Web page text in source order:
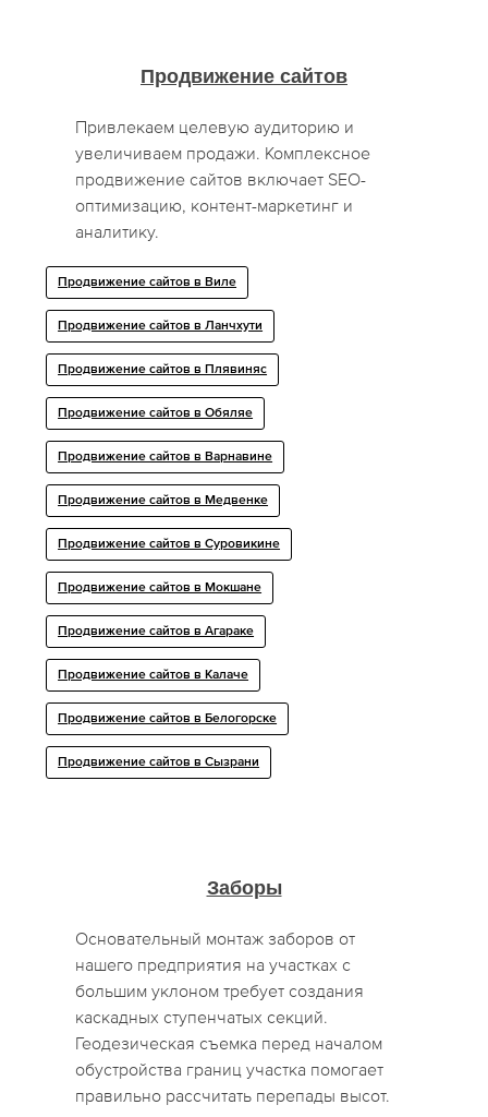
Продвижение сайтов
Привлекаем целевую аудиторию и
увеличиваем продажи. Комплексное
продвижение сайтов включает SEO-
оптимизацию, контент-маркетинг и
аналитику.
Продвижение сайтов в Виле
Продвижение сайтов в Ланчхути
Продвижение сайтов в Плявиняс
Продвижение сайтов в Обяляе
Продвижение сайтов в Варнавине
Продвижение сайтов в Медвенке
Продвижение сайтов в Суровикине
Продвижение сайтов в Мокшане
Продвижение сайтов в Агараке
Продвижение сайтов в Калаче
Продвижение сайтов в Белогорске
Продвижение сайтов в Сызрани
Заборы
Основательный монтаж заборов от
нашего предприятия на участках с
большим уклоном требует создания
каскадных ступенчатых секций.
Геодезическая съемка перед началом
обустройства границ участка помогает
правильно рассчитать перепады высот.